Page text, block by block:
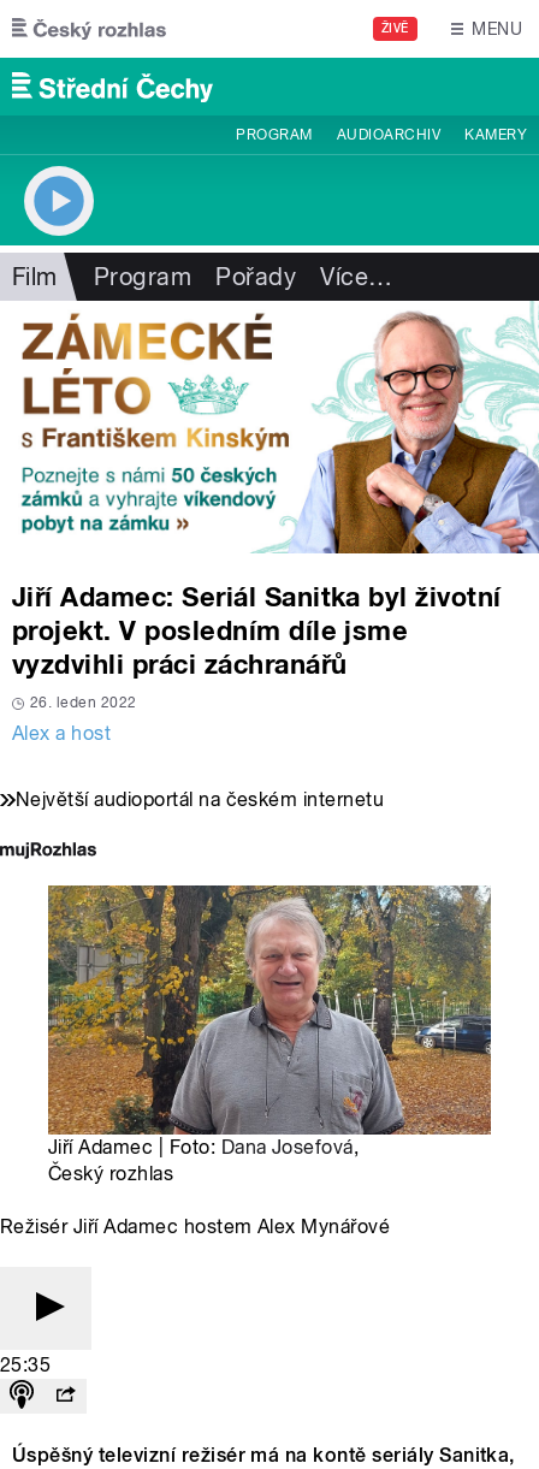
Přejít k hlavnímu obsahu
ŽIVĚ MENU
PROGRAM AUDIOARCHIV KAMERY
Film Program Pořady Více…
Jiří Adamec: Seriál Sanitka byl životní
projekt. V posledním díle jsme
vyzdvihli práci záchranářů
26. leden 2022
Alex a host
Největší audioportál na českém internetu
Jiří Adamec | Foto: Dana Josefová,
Český rozhlas
Režisér Jiří Adamec hostem Alex Mynářové
25:35
Úspěšný televizní režisér má na kontě seriály Sanitka,